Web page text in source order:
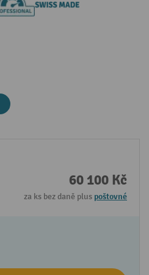
60 100 Kč
za ks bez daně plus poštovné